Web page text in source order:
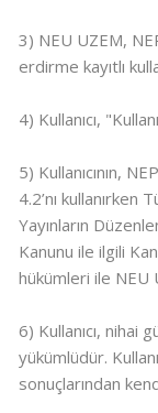
3) NEU UZEM,
erdirme kayıtlı
4) Kullanıcı,
5) Kullanıcının,
4.2’nı
Yayınların
Kanunu ile ilgili
hükümleri ile NEU
6) Kullanıcı, nihai
yükümlüdür.
sonuçlarından